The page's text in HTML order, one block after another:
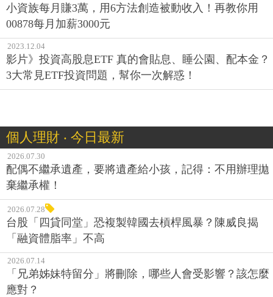
小資族每月賺3萬，用6方法創造被動收入！再教你用
00878每月加薪3000元
2023.12.04
影片》投資高股息ETF 真的會貼息、睡公園、配本金？
3大常見ETF投資問題，幫你一次解惑！
個人理財 ‧ 今日最新
2026.07.30
配偶不繼承遺產，要將遺產給小孩，記得：不用辦理拋
棄繼承權！
2026.07.28
台股「四貸同堂」恐複製韓國去槓桿風暴？陳威良揭
「融資體脂率」不高
2026.07.14
「兄弟姊妹特留分」將刪除，哪些人會受影響？該怎麼
應對？